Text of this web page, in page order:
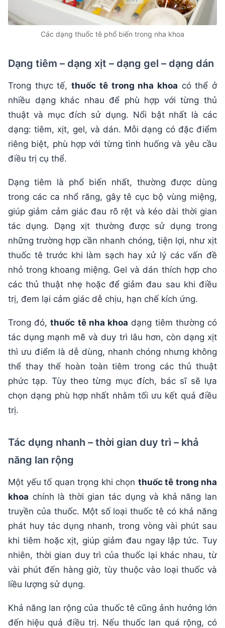
Các dạng thuốc tê phổ biến trong nha khoa
Dạng tiêm – dạng xịt – dạng gel – dạng dán
Trong thực tế,thuốc tê trong nha khoa có thể ở
nhiều dạng khác nhau để phù hợp với từng thủ
thuật và mục đích sử dụng. Nổi bật nhất là các
dạng: tiêm, xịt, gel, và dán. Mỗi dạng có đặc điểm
riêng biệt, phù hợp với từng tình huống và yêu cầu
điều trị cụ thể.
Dạng tiêm là phổ biến nhất, thường được dùng
trong các ca nhổ răng, gây tê cục bộ vùng miệng,
giúp giảm cảm giác đau rõ rệt và kéo dài thời gian
tác dụng. Dạng xịt thường được sử dụng trong
những trường hợp cần nhanh chóng, tiện lợi, như xịt
thuốc tê trước khi làm sạch hay xử lý các vấn đề
nhỏ trong khoang miệng. Gel và dán thích hợp cho
các thủ thuật nhẹ hoặc để giảm đau sau khi điều
trị, đem lại cảm giác dễ chịu, hạn chế kích ứng.
Trong đó,thuốc tê nha khoa dạng tiêm thường có
tác dụng mạnh mẽ và duy trì lâu hơn, còn dạng xịt
thì ưu điểm là dễ dùng, nhanh chóng nhưng không
thể thay thế hoàn toàn tiêm trong các thủ thuật
phức tạp. Tùy theo từng mục đích, bác sĩ sẽ lựa
chọn dạng phù hợp nhất nhằm tối ưu kết quả điều
trị.
Tác dụng nhanh – thời gian duy trì – khả
năng lan rộng
Một yếu tố quan trọng khi chọn thuốc tê trong nha
khoa chính là thời gian tác dụng và khả năng lan
truyền của thuốc. Một số loại thuốc tê có khả năng
phát huy tác dụng nhanh, trong vòng vài phút sau
khi tiêm hoặc xịt, giúp giảm đau ngay lập tức. Tuy
nhiên, thời gian duy trì của thuốc lại khác nhau, từ
vài phút đến hàng giờ, tùy thuộc vào loại thuốc và
liều lượng sử dụng.
Khả năng lan rộng của thuốc tê cũng ảnh hưởng lớn
đến hiệu quả điều trị. Nếu thuốc lan quá rộng, có